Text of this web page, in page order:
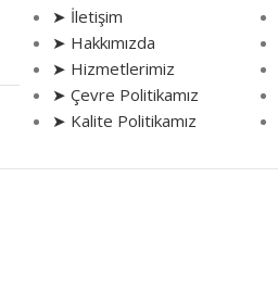
➤ İletişim
➤ Hakkımızda
➤ Hizmetlerimiz
➤ Çevre Politikamız
➤ Kalite Politikamız